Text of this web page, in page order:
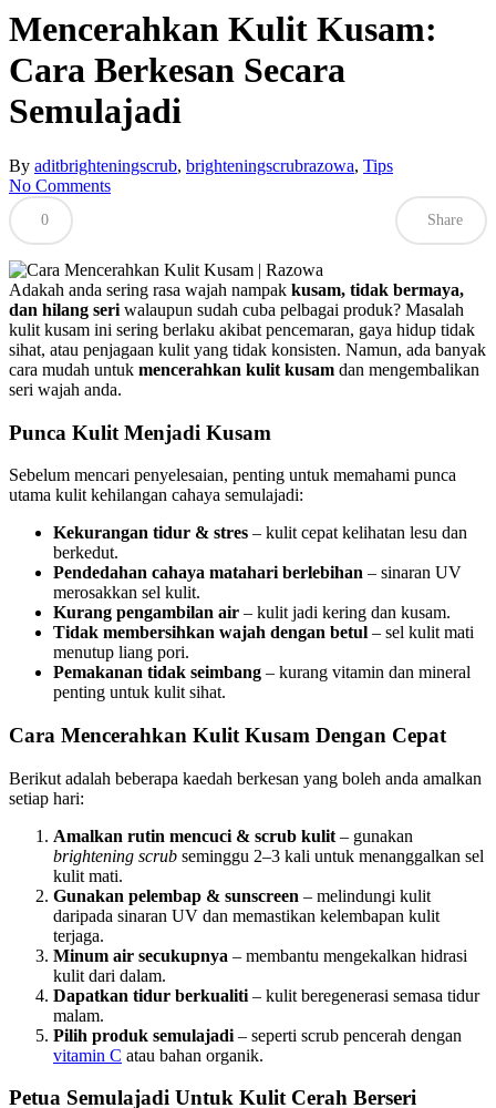
Mencerahkan Kulit Kusam:
Cara Berkesan Secara
Semulajadi
By aditbrighteningscrub, brighteningscrubrazowa, Tips
No Comments
Share
0
Adakah anda sering rasa wajah nampak kusam, tidak bermaya,
dan hilang seri walaupun sudah cuba pelbagai produk? Masalah
kulit kusam ini sering berlaku akibat pencemaran, gaya hidup tidak
sihat, atau penjagaan kulit yang tidak konsisten. Namun, ada banyak
cara mudah untuk mencerahkan kulit kusam dan mengembalikan
seri wajah anda.
Punca Kulit Menjadi Kusam
Sebelum mencari penyelesaian, penting untuk memahami punca
utama kulit kehilangan cahaya semulajadi:
Kekurangan tidur & stres – kulit cepat kelihatan lesu dan
berkedut.
Pendedahan cahaya matahari berlebihan – sinaran UV
merosakkan sel kulit.
Kurang pengambilan air – kulit jadi kering dan kusam.
Tidak membersihkan wajah dengan betul – sel kulit mati
menutup liang pori.
Pemakanan tidak seimbang – kurang vitamin dan mineral
penting untuk kulit sihat.
Cara Mencerahkan Kulit Kusam Dengan Cepat
Berikut adalah beberapa kaedah berkesan yang boleh anda amalkan
setiap hari:
Amalkan rutin mencuci & scrub kulit – gunakan
brightening scrub seminggu 2–3 kali untuk menanggalkan sel
kulit mati.
Gunakan pelembap & sunscreen – melindungi kulit
daripada sinaran UV dan memastikan kelembapan kulit
terjaga.
Minum air secukupnya – membantu mengekalkan hidrasi
kulit dari dalam.
Dapatkan tidur berkualiti – kulit beregenerasi semasa tidur
malam.
Pilih produk semulajadi – seperti scrub pencerah dengan
vitamin C atau bahan organik.
Petua Semulajadi Untuk Kulit Cerah Berseri